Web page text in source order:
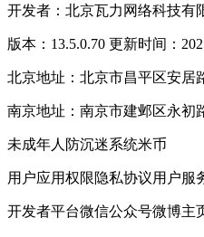
开发者：北京瓦力网络科技有
版本：13.5.0.70 更新时间：
北京地址：北京市昌平区安居
南京地址：南京市建邺区永初
未成年人防沉迷系统米币
用户应用权限隐私协议用户服
开发者平台微信公众号微博主